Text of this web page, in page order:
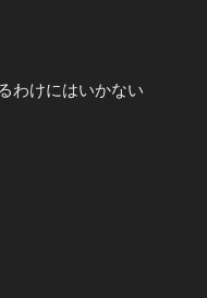
わけにはいかない